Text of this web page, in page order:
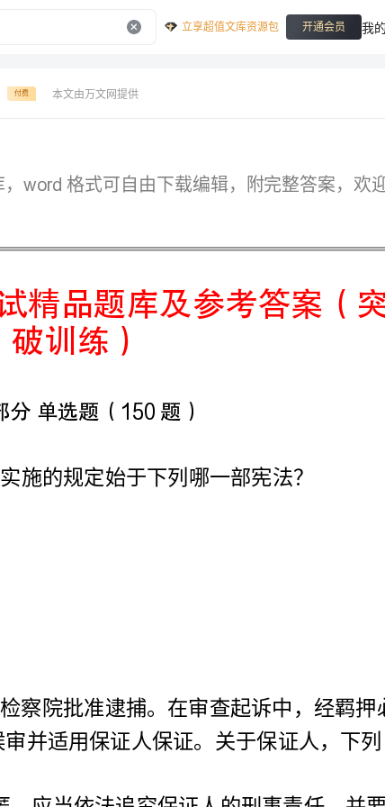
立享超值文库资源包 开通会员 我
付费 本文由万文网提供
C:可由郭某的父亲担任保证人，并由其交纳1000元保证金
全国法律资格考试精品题库及参考答案（突
第I部分单选题（150题）
B:保证人未履行保证义务应处罚款的，由检察院决定